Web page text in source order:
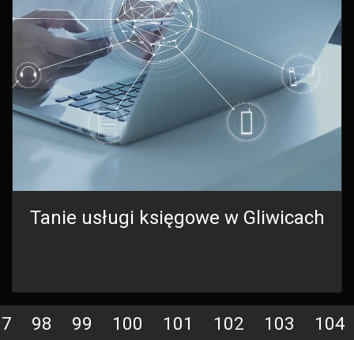
Tanie usługi księgowe w Gliwicach
98 99 100 101 102 103 104